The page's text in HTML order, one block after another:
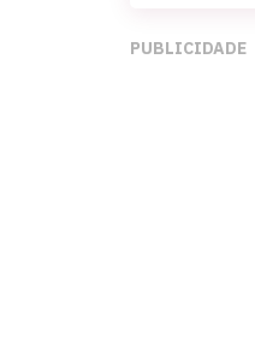
PUBLICIDADE